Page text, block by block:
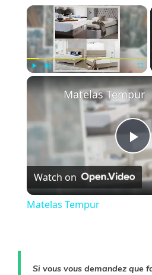
×
P
l
Matelas Tempur
Watch on
Matelas Tempur
Si vous vous demandez que